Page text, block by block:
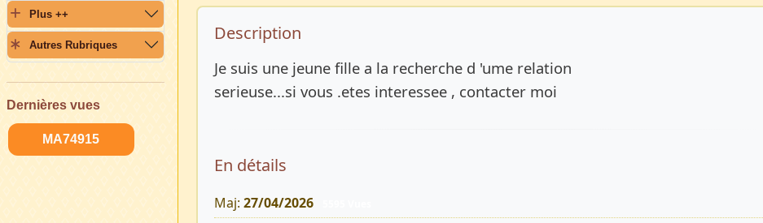
Plus ++
Autres Rubriques
Dernières vues
MA74915
Description de l’annonce
Description
Je suis une jeune fille a la recherche d 'ume relation
serieuse...si vous .etes interessee , contacter moi
En détails
Maj: 27/04/2026